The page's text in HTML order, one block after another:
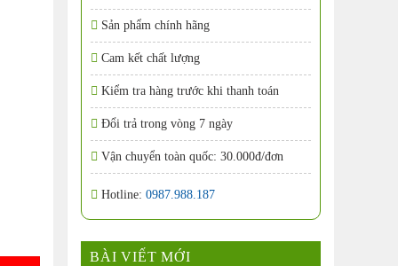
Sản phẩm chính hãng
Cam kết chất lượng
Kiểm tra hàng trước khi thanh toán
Đổi trả trong vòng 7 ngày
Vận chuyển toàn quốc: 30.000đ/đơn
Hotline: 0987.988.187
BÀI VIẾT MỚI